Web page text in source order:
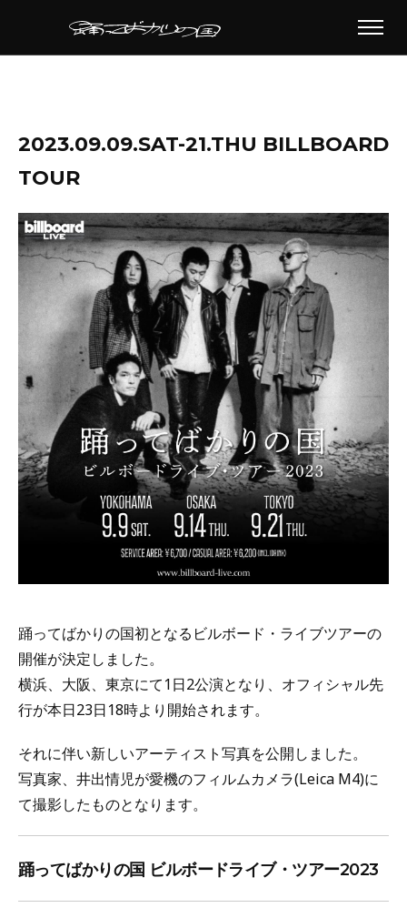
2023.09.09.SAT-21.THU BILLBOARD
TOUR
踊ってばかりの国初となるビルボード・ライブツアーの
開催が決定しました。
横浜、大阪、東京にて1日2公演となり、オフィシャル先
行が本日23日18時より開始されます。
それに伴い新しいアーティスト写真を公開しました。
写真家、井出情児が愛機のフィルムカメラ(Leica M4)に
て撮影したものとなります。
踊ってばかりの国 ビルボードライブ・ツアー2023